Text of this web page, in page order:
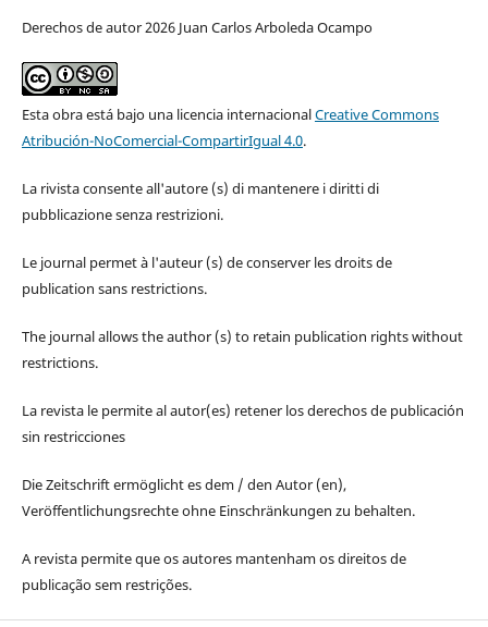
Derechos de autor 2026 Juan Carlos Arboleda Ocampo
Esta obra está bajo una licencia internacionalCreative Commons
Atribución-NoComercial-CompartirIgual 4.0.
La rivista consente all'autore (s) di mantenere i diritti di
pubblicazione senza restrizioni.
Le journal permet à l'auteur (s) de conserver les droits de
publication sans restrictions.
The journal allows the author (s) to retain publication rights without
restrictions.
La revista le permite al autor(es) retener los derechos de publicación
sin restricciones
Die Zeitschrift ermöglicht es dem / den Autor (en),
Veröffentlichungsrechte ohne Einschränkungen zu behalten.
A revista permite que os autores mantenham os direitos de
publicação sem restrições.